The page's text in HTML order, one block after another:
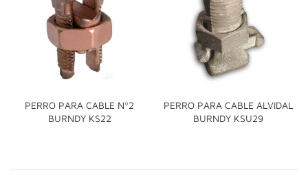
PERRO PARA CABLE Nº2
BURNDY KS22
PERRO PARA CABLE ALVIDAL
BURNDY KSU29